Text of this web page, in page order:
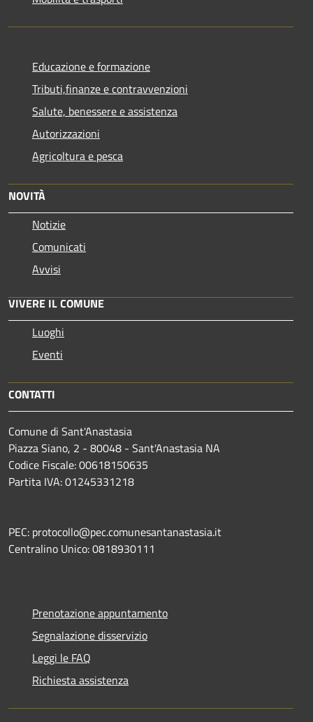
Educazione e formazione
Tributi,finanze e contravvenzioni
Salute, benessere e assistenza
Autorizzazioni
Agricoltura e pesca
NOVITÀ
Notizie
Comunicati
Avvisi
VIVERE IL COMUNE
Luoghi
Eventi
CONTATTI
Comune di Sant'Anastasia
Piazza Siano, 2 - 80048 - Sant'Anastasia NA
Codice Fiscale: 00618150635
Partita IVA: 01245331218
PEC: protocollo@pec.comunesantanastasia.it
Centralino Unico: 0818930111
Prenotazione appuntamento
Segnalazione disservizio
Leggi le FAQ
Richiesta assistenza